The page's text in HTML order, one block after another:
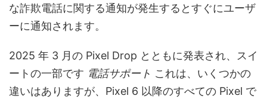
な詐欺電話に関する通知が発生するとすぐにユーザ
ーに通知されます。
2025 年 3 月の Pixel Drop とともに発表され、スイ
ートの一部です 電話サポート これは、いくつかの
違いはありますが、Pixel 6 以降のすべての Pixel で